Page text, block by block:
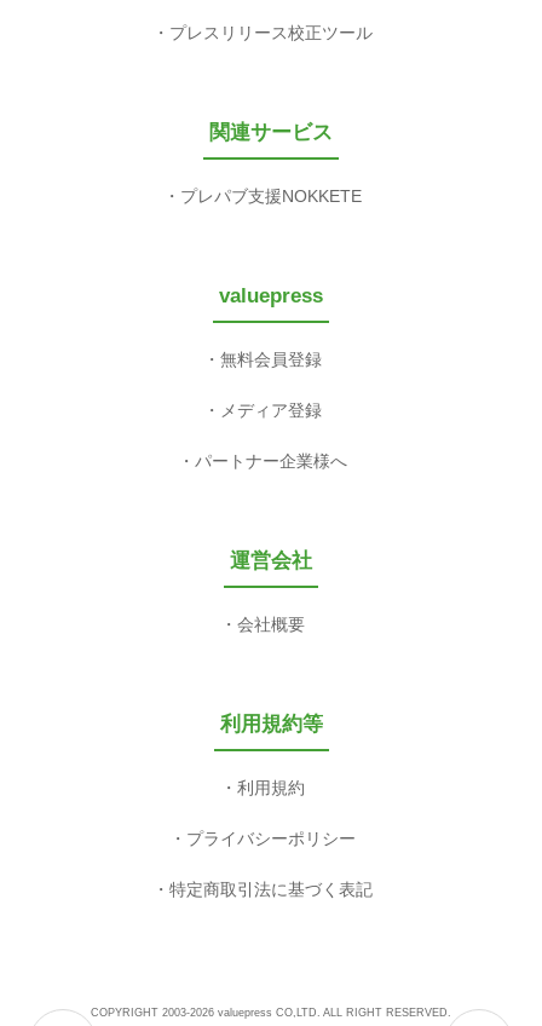
プレスリリース校正ツール
関連サービス
プレパブ支援NOKKETE
valuepress
無料会員登録
メディア登録
パートナー企業様へ
運営会社
会社概要
利用規約等
利用規約
プライバシーポリシー
特定商取引法に基づく表記
COPYRIGHT 2003-2026 valuepress CO,LTD. ALL RIGHT RESERVED.